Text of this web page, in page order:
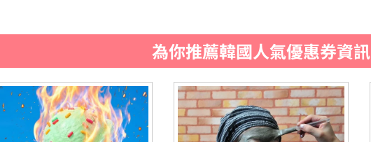
為你推薦韓國人氣優惠券資訊